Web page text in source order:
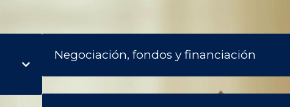
Negociación, fondos y financiación